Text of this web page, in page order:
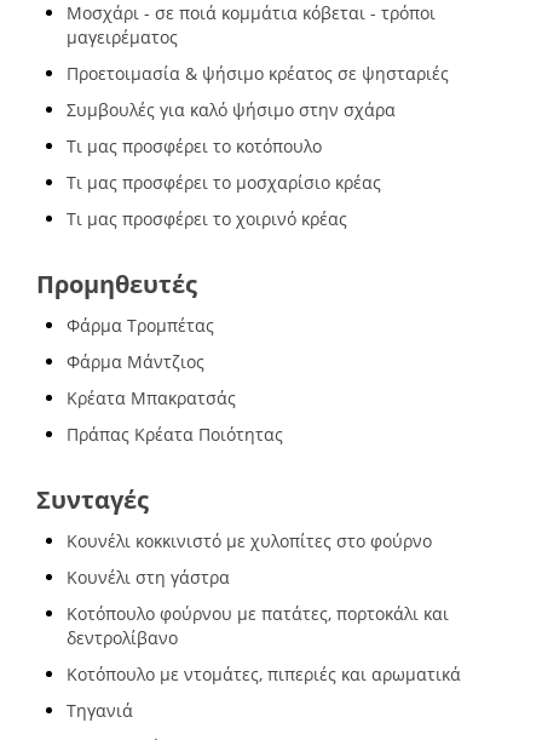
Μοσχάρι - σε ποιά κομμάτια κόβεται - τρόποι
μαγειρέματος
Προετοιμασία & ψήσιμο κρέατος σε ψησταριές
Συμβουλές για καλό ψήσιμο στην σχάρα
Τι μας προσφέρει το κοτόπουλο
Τι μας προσφέρει το μοσχαρίσιο κρέας
Τι μας προσφέρει το χοιρινό κρέας
Προμηθευτές
Φάρμα Τρομπέτας
Φάρμα Μάντζιος
Κρέατα Μπακρατσάς
Πράπας Κρέατα Ποιότητας
Συνταγές
Κουνέλι κοκκινιστό με χυλοπίτες στο φούρνο
Κουνέλι στη γάστρα
Κοτόπουλο φούρνου με πατάτες, πορτοκάλι και
δεντρολίβανο
Κοτόπουλο με ντομάτες, πιπεριές και αρωματικά
Τηγανιά